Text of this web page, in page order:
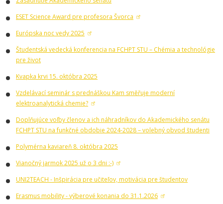
ESET Science Award pre profesora Švorca
Európska noc vedy 2025
Študentská vedecká konferencia na FCHPT STU – Chémia a technológie
pre život
Kvapka krvi 15. októbra 2025
Vzdelávací seminár s prednáškou Kam směřuje moderní
elektroanalytická chemie?
Doplňujúce voľby členov a ich náhradníkov do Akademického senátu
FCHPT STU na funkčné obdobie 2024-2028 – volebný obvod študenti
Polymérna kaviareň 8. októbra 2025
Vianočný jarmok 2025 už o 3 dni :-)
UNI2TEACH - Inšpirácia pre učiteľov, motivácia pre študentov
Erasmus mobility - výberové konania do 31.1.2026